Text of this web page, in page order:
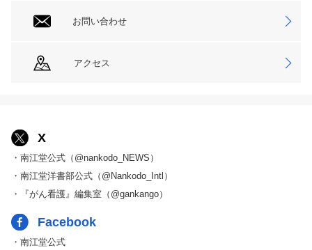
お問い合わせ
アクセス
X
・南江堂公式（@nankodo_NEWS）
・南江堂洋書部公式（@Nankodo_Intl）
・『がん看護』編集室（@gankango）
Facebook
・南江堂公式